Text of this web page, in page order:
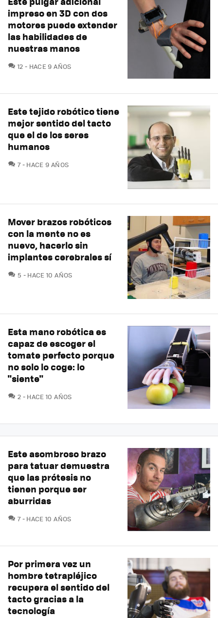
impreso en 3D con dos
motores puede extender
las habilidades de
nuestras manos
12 COMENTARIOS
HACE 9 AÑOS
Este tejido robótico tiene
mejor sentido del tacto
que el de los seres
humanos
7COMENTARIOS
HACE 9 AÑOS
Mover brazos robóticos
con la mente no es
nuevo, hacerlo sin
implantes cerebrales sí
5 COMENTARIOS
HACE 10 AÑOS
Esta mano robótica es
capaz de escoger el
tomate perfecto porque
no solo lo coge: lo
"siente"
2 COMENTARIOS
HACE 10 AÑOS
Este asombroso brazo
para tatuar demuestra
que las prótesis no
tienen porque ser
aburridas
7COMENTARIOS
HACE 10 AÑOS
Por primera vez un
hombre tetrapléjico
recupera el sentido del
tacto gracias a la
tecnología